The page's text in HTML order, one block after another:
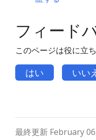
フィード
このページは役に立
はい いいえ
最終更新 February